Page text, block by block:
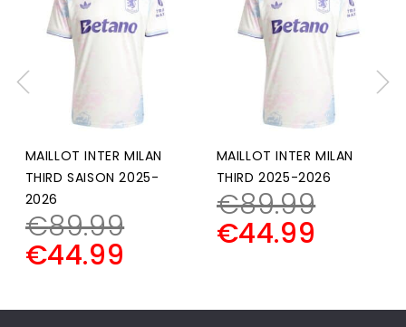
MAILLOT INTER MILAN
THIRD SAISON 2025-
2026
€89.99
€44.99
MAILLOT INTER MILAN
THIRD 2025-2026
€89.99
€44.99